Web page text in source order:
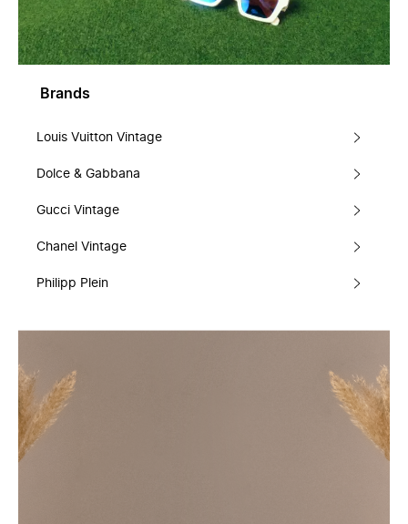
Brands
Louis Vuitton Vintage
Dolce & Gabbana
Gucci Vintage
Chanel Vintage
Philipp Plein